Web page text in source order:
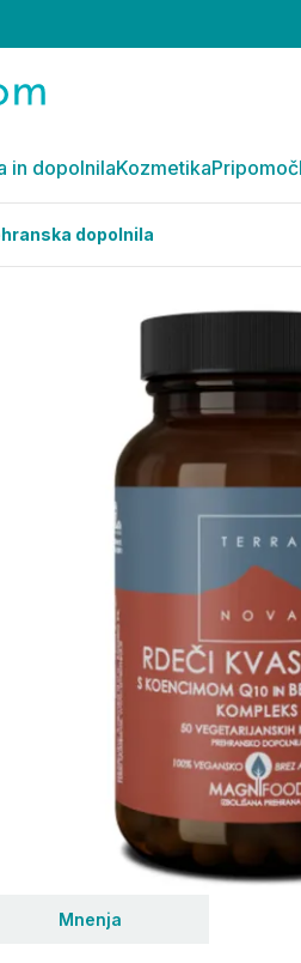
in dopolnilaKozmetika
dopolnila
Mnenja